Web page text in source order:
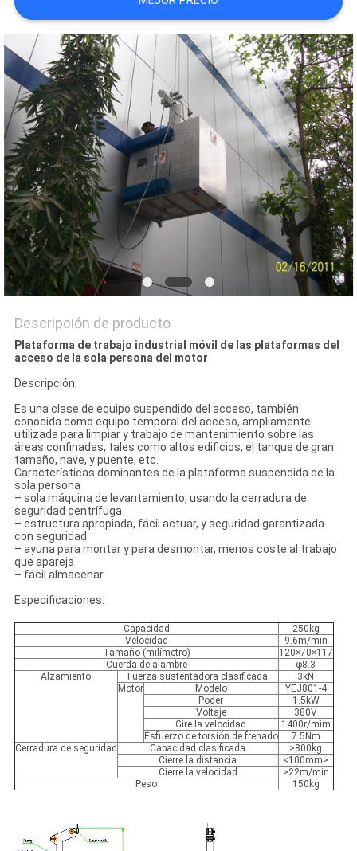
PIDA
UNA
CITA
COMPANY
NEWS
Descripción de producto
Plataforma de trabajo industrial móvil de las plataformas del
acceso de la sola persona del motor
Descripción:
Es una clase de equipo suspendido del acceso, también
conocida como equipo temporal del acceso, ampliamente
utilizada para limpiar y trabajo de mantenimiento sobre las
áreas confinadas, tales como altos edificios, el tanque de gran
tamaño, nave, y puente, etc.
Características dominantes de la plataforma suspendida de la
sola persona
– sola máquina de levantamiento, usando la cerradura de
seguridad centrífuga
– estructura apropiada, fácil actuar, y seguridad garantizada
con seguridad
– ayuna para montar y para desmontar, menos coste al trabajo
que apareja
– fácil almacenar
Especificaciones:
Capacidad
250kg
Velocidad
9.6m/min
Tamaño (milímetro)
120×70×117
Cuerda de alambre
φ8.3
Alzamiento
Fuerza sustentadora clasificada
3kN
Motor
Modelo
YEJ801-4
Poder
1.5kW
Voltaje
380V
Gire la velocidad
1400r/mim
Esfuerzo de torsión de frenado
7.5Nm
Cerradura de seguridad
Capacidad clasificada
>800kg
Cierre la distancia
<100mm>
Cierre la velocidad
>22m/min
Peso
150kg